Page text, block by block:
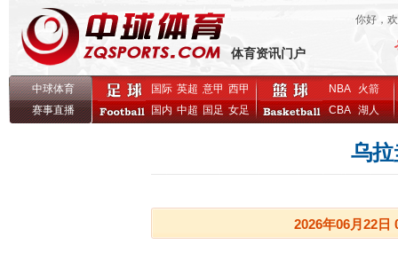
体育资讯门户
你好，
中球体育
赛事直播
国际 英超 意甲 西甲
国内 中超 国足 女足
NBA
火箭
CBA湖人
乌
2026年06月22日